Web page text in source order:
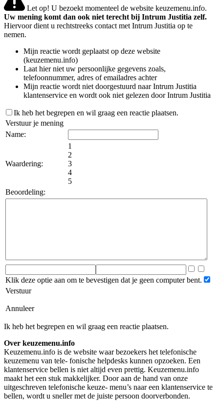
Let op! U bezoekt momenteel de website keuzemenu.info.
Uw mening komt dan ook niet terecht bij Intrum Justitia zelf.
Hiervoor dient u rechtstreeks contact met Intrum Justitia op te
nemen.
Mijn reactie wordt geplaatst op deze website
(keuzemenu.info)
Laat hier niet uw persoonlijke gegevens zoals,
telefoonnummer, adres of emailadres achter
Mijn reactie wordt niet doorgestuurd naar Intrum Justitia
klantenservice en wordt ook niet gelezen door Intrum Justitia
Ik heb het begrepen en wil graag een reactie plaatsen.
Verstuur je mening
Name:
Waardering:
1
2
3
4
5
Beoordeling:
Klik deze optie aan om te bevestigen dat je geen computer bent.
Verstuur
Annuleer
Ik heb het begrepen en wil graag een reactie plaatsen.
Over keuzemenu.info
Keuzemenu.info is de website waar bezoekers het telefonische
keuzemenu van tele- fonische helpdesks kunnen opzoeken. Een
klantenservice bellen is niet altijd even prettig. Keuzemenu.info
maakt het een stuk makkelijker. Door aan de hand van onze
uitgeschreven telefonische keuze- menu’s naar een klantenservice te
bellen, wordt u sneller met de juiste persoon doorverbonden.